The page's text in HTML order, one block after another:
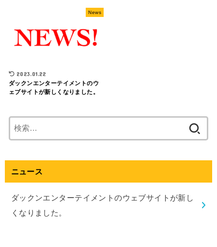
News
2023.01.22
ダックンエンターテイメントのウ
ェブサイトが新しくなりました。
索:
ニュース
ダックンエンターテイメントのウェブサイトが新し
くなりました。